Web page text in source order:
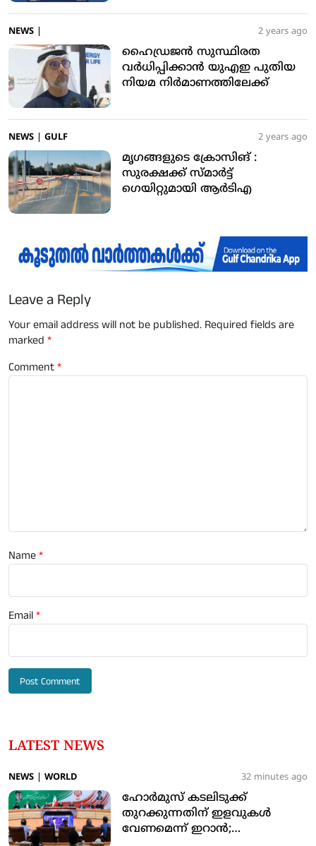
NEWS 2 years ago
ഹൈഡ്രജന്‍ സുസ്ഥിരത
വര്‍ധിപ്പിക്കാന്‍ യുഎഇ പുതിയ
നിയമ നിര്‍മാണത്തിലേക്ക്
NEWS GULF 2 years ago
മൃഗങ്ങളുടെ ക്രോസിങ് :
സുരക്ഷക്ക് സ്മാര്‍ട്ട്
ഗെയിറ്റുമായി ആര്‍ടിഎ
Leave a Reply
Your email address will not be published. Required fields are
marked *
Comment*
Name*
Email*
LATEST NEWS
NEWS WORLD 32 minutes ago
ഹോര്‍മുസ് കടലിടുക്ക്
തുറക്കുന്നതിന് ഇളവുകള്‍
വേണമെന്ന് ഇറാന്‍;